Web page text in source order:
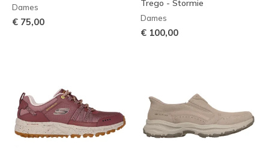
Dames
€ 75,00
Trego - Stormie
Dames
€ 100,00